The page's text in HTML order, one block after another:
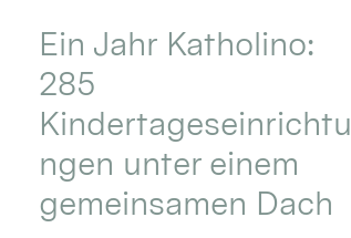
Ein Jahr Katholino:
285
Kindertageseinrichtu
ngen unter einem
gemeinsamen Dach